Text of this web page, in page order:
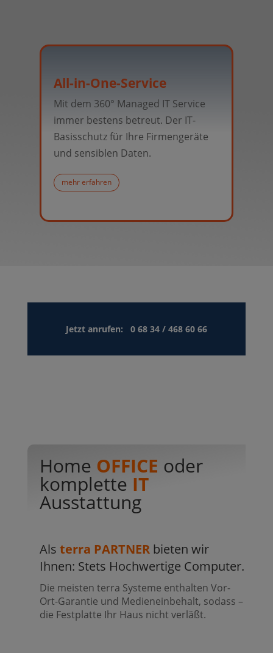
All-in-One-Service
Mit dem 360° Managed IT Service
immer bestens betreut. Der IT-
Basisschutz für Ihre Firmengeräte
und sensiblen Daten.
mehr erfahren
Jetzt anrufen: 0 68 34 / 468 60 66
Home OFFICE oder
komplette IT
Ausstattung
Als terra PARTNERbieten wir
Ihnen: Stets Hochwertige Computer.
Die meisten terra Systeme enthalten Vor-
Ort-Garantie und Medieneinbehalt, sodass –
die Festplatte Ihr Haus nicht verläßt.